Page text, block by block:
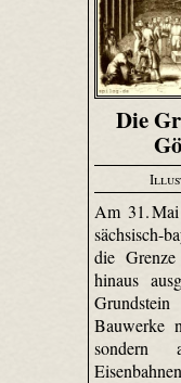
Die
Am 31.
sächsisch-
die
hinaus
Bauwerke
sondern